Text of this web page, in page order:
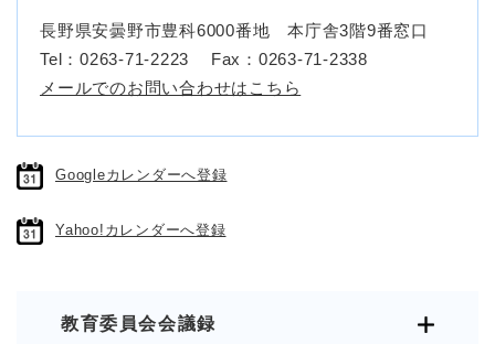
長野県安曇野市豊科6000番地 本庁舎3階9番窓口
Tel：0263-71-2223
Fax：0263-71-2338
メールでのお問い合わせはこちら
Googleカレンダーへ登録
Yahoo!カレンダーへ登録
教育委員会会議録